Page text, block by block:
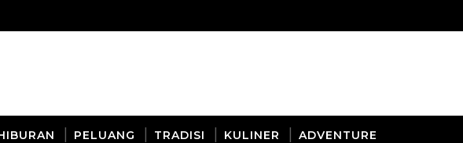
PELUANG TRADISI KULINER ADVENTURE